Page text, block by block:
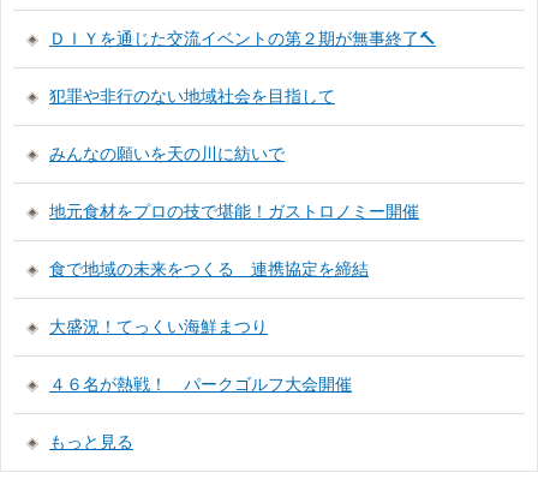
ＤＩＹを通じた交流イベントの第２期が無事終了🔨
犯罪や非行のない地域社会を目指して
みんなの願いを天の川に紡いで
地元食材をプロの技で堪能！ガストロノミー開催
食で地域の未来をつくる 連携協定を締結
大盛況！てっくい海鮮まつり
４６名が熱戦！ パークゴルフ大会開催
もっと見る